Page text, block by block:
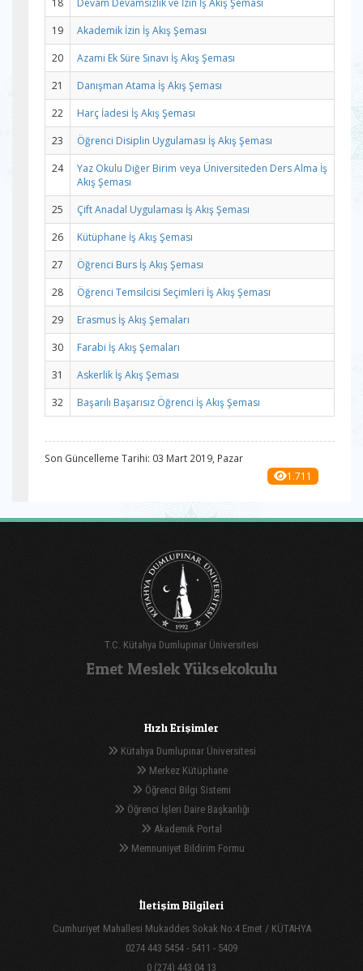
18
Devam Devamsızlık ve İzin İş Akış Şeması
19
Akademik İzin İş Akış Şeması
20
Azami Ek Süre Sınavı İş Akış Şeması
21
Danışman Atama İş Akış Şeması
22
Harç İadesi İş Akış Şeması
23
Öğrenci Disiplin Uygulaması İş Akış Şeması
24
Yaz Okulu Diğer Birim veya Üniversiteden Ders Alma İş
Akış Şeması
25
Çift Anadal Uygulaması İş Akış Şeması
26
Kütüphane İş Akış Şeması
27
Öğrenci Burs İş Akış Şeması
28
Öğrenci Temsilcisi Seçimleri İş Akış Şeması
29
Erasmus İş Akış Şemaları
30
Farabi İş Akış Şemaları
31
Askerlik İş Akış Şeması
32
Başarılı Başarısız Öğrenci İş Akış Şeması
Son Güncelleme Tarihi: 03 Mart 2019, Pazar
1.711
T.C. Kütahya Dumlupınar Üniversitesi
Emet Meslek Yüksekokulu
Hızlı Erişimler
Kütahya Dumlupınar Üniversitesi
Merkez Kütüphane
Öğrenci Bilgi Sistemi
Öğrenci İşleri Daire Başkanlığı
Akademik Portal
Memnuniyet Bildirim Formu
İletişim Bilgileri
Cumhuriyet Mahallesi Mukaddes Sokak No:4 Emet / KÜTAHYA
0274 443 5454 - 5411 - 5409
0 (274) 443 04 13